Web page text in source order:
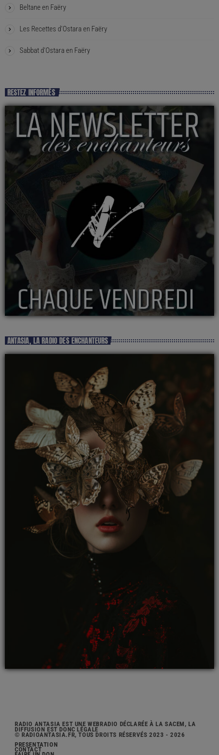
Beltane en Faëry
Les Recettes d’Ostara en Faëry
Sabbat d’Ostara en Faëry
RESTEZ INFORMÉS
ANTASIA, LA RADIO DES ENCHANTEURS
RADIO ANTASIA EST UNE WEBRADIO DÉCLARÉE À LA SACEM, LA
DIFFUSION EST DONC LÉGALE
© RADIOANTASIA.FR, TOUS DROITS RÉSERVÉS 2023 - 2026
PRÉSENTATION
CONTACT